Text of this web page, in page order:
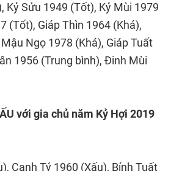
Kỷ Sửu 1949 (Tốt), Kỷ Mùi 1979
(Tốt), Giáp Thìn 1964 (Khá),
Ngọ 1978 (Khá), Giáp Tuất
1956 (Trung bình), Đinh Mùi
với gia chủ năm Kỷ Hợi 2019
Canh Tý 1960 (Xấu), Bính Tuất